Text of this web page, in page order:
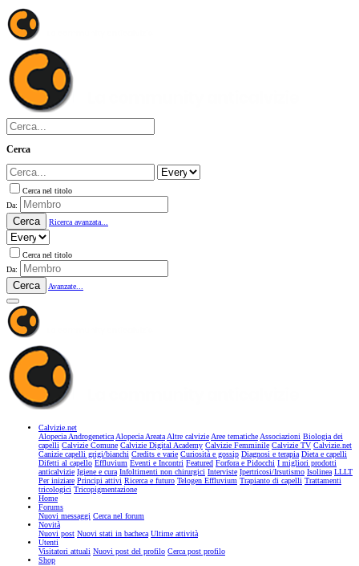
Cerca
Cerca nel titolo
Da:
Cerca Ricerca avanzata...
Cerca nel titolo
Da:
Cerca Avanzate...
Calvizie.net
Alopecia AndrogeneticaAlopecia AreataAltre calvizieAree tematicheAssociazioni Biologia dei
capelli Calvizie Comune Calvizie Digital Academy Calvizie Femminile Calvizie TV Calvizie.net
Canizie capelli grigi/bianchi Credits e varie Curiosità e gossip Diagnosi e terapia Dieta e capelli
Difetti al capello Effluvium Eventi e Incontri Featured Forfora e Pidocchi I migliori prodotti
anticalvizie Igiene e cura Infoltimenti non chirurgici Interviste Ipertricosi/Irsutismo Isolinea LLLT
Per iniziare Principi attivi Ricerca e futuro Telogen Effluvium Trapianto di capelli Trattamenti
tricologici Tricopigmentazione
Home
Forums
Nuovi messaggi Cerca nel forum
Novità
Nuovi post Nuovi stati in bacheca Ultime attività
Utenti
Visitatori attuali Nuovi post del profilo Cerca post profilo
Shop